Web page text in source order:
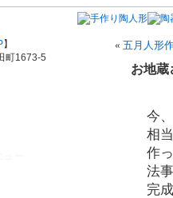
】
町1673-5
« 五月人形
お地蔵
今
相
作
法
完